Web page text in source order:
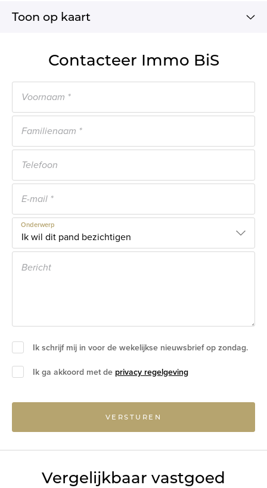
Toon op kaart
Contacteer Immo BiS
Onderwerp
Ik schrijf mij in voor de wekelijkse nieuwsbrief op zondag.
Ik ga akkoord met de privacy regelgeving
VERSTUREN
Vergelijkbaar vastgoed